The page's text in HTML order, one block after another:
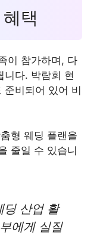
택
이 참가하며, 다
니다. 박람회 현
준비되어 있어 비
형 웨딩 플랜을
줄일 수 있습니
딩 산업 활
에게 실질